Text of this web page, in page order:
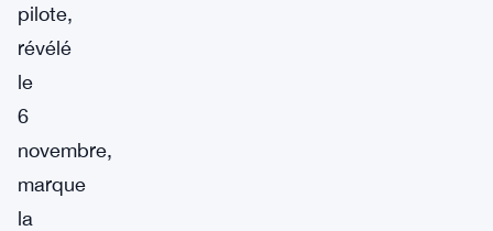
pilote,
révélé
le
6
novembre,
marque
la